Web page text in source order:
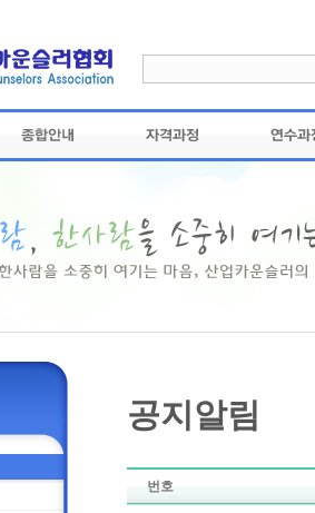
공지알림
번호